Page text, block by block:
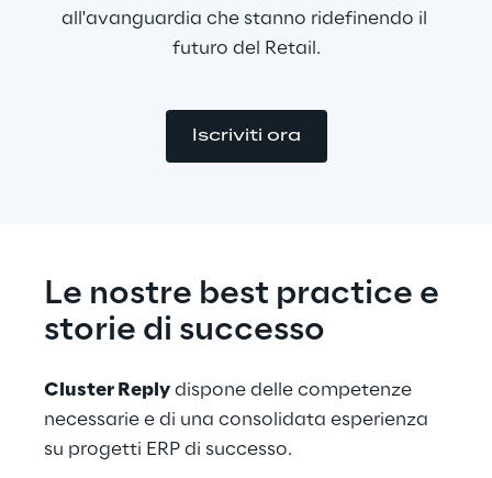
all'avanguardia che stanno ridefinendo il
futuro del Retail.
Iscriviti ora
Le nostre best practice e
storie di successo
Cluster Reply dispone delle competenze
necessarie e di una consolidata esperienza
su progetti ERP di successo.